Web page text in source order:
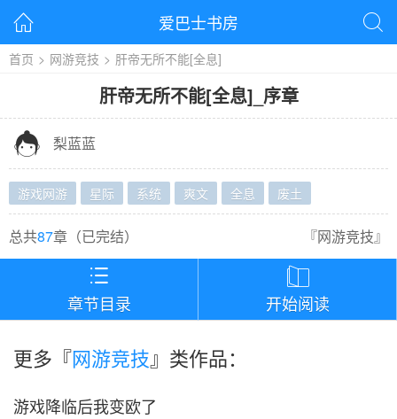
 爱巴士书房 
首页 > 网游竞技 > 肝帝无所不能[全息]
肝帝无所不能[全息] 序章
 梨蓝蓝
游戏网游 星际 系统 爽文 全息 废土
总共87章（已完结） 『网游竞技』

章节目录

开始阅读
更多『网游竞技』类作品：
游戏降临后我变欧了